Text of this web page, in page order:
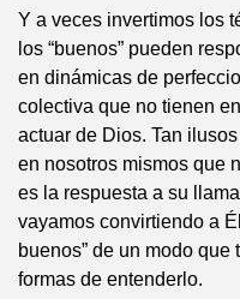
Y a veces invertimos los
los “buenos” pueden
en dinámicas de
colectiva que no tienen
actuar de Dios. Tan
en nosotros mismos que
es la respuesta a su
vayamos convirtiendo a
buenos” de un modo
formas de entenderlo.